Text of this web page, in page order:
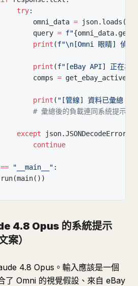
try:
omni_data
= json. loads (
query
= f"{omni_data. get
print (f"\n[Omni 眼睛] 偵測
print (f"[eBay API] 正在為
comps
=
print ( "[管線] 資料已彙總。
# 彙總後的負載連同系統提示（
except json.JSONDecodeError
continue
== "__main__" :
run(main( ) )
4.8 Opus 的系統提示
案）
4.8 Opus。輸入應該是一個
了 Omni 的視覺假設、來自 eBay